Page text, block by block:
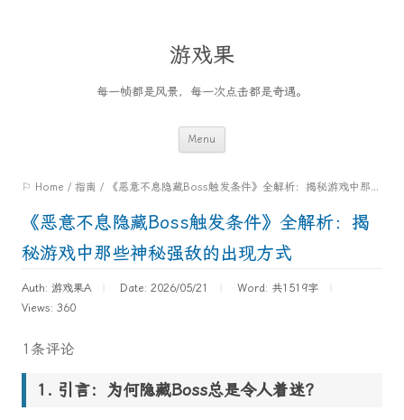
游戏果
每一帧都是风景，每一次点击都是奇遇。
Menu
content
⚐ Home / 指南 / 《恶意不息隐藏Boss触发条件》全解析：揭秘游戏中那些神秘强敌的出现方式
《恶意不息隐藏Boss触发条件》全解析：揭
秘游戏中那些神秘强敌的出现方式
Auth: 游戏果A Date: 2026/05/21 Word: 共1519字
Views: 360
1条评论
引言：为何隐藏Boss总是令人着迷？